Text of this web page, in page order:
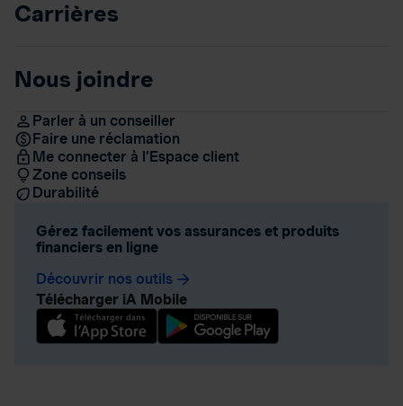
Carrières
Nous joindre
Parler à un conseiller
Faire une réclamation
Me connecter à l’Espace client
Zone conseils
Durabilité
Gérez facilement vos assurances et produits
financiers en ligne
Découvrir nos outils arrow_forward
Télécharger iA Mobile